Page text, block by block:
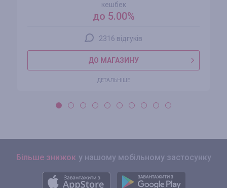
кешбек
до 5.00%
2316 відгуків
ДО МАГАЗИНУ
ДЕТАЛЬНІШЕ
Більше знижок у нашому мобільному застосунку